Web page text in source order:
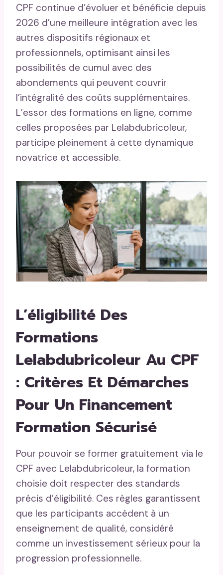
CPF continue d’évoluer et bénéficie depuis
2026 d’une meilleure intégration avec les
autres dispositifs régionaux et
professionnels, optimisant ainsi les
possibilités de cumul avec des
abondements qui peuvent couvrir
l’intégralité des coûts supplémentaires.
L’essor des formations en ligne, comme
celles proposées par Lelabdubricoleur,
participe pleinement à cette dynamique
novatrice et accessible.
L’éligibilité Des
Formations
Lelabdubricoleur Au CPF
: Critères Et Démarches
Pour Un Financement
Formation Sécurisé
Pour pouvoir se former gratuitement via le
CPF avec Lelabdubricoleur, la formation
choisie doit respecter des standards
précis d’éligibilité. Ces règles garantissent
que les participants accèdent à un
enseignement de qualité, considéré
comme un investissement sérieux pour la
progression professionnelle.